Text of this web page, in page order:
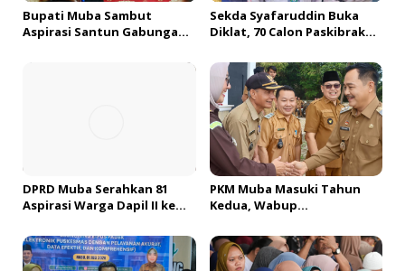
Bupati Muba Sambut
Aspirasi Santun Gabungan
Sekda Syafaruddin Buka
Diklat, 70 Calon Paskibraka
di Muba
DPRD Muba Serahkan 81
Aspirasi Warga Dapil II ke
Himpun Usulan Terbanyak
PKM Muba Masuki Tahun
Kedua, Wabup
Usaha bagi 2.300 Pelaku
UMKM